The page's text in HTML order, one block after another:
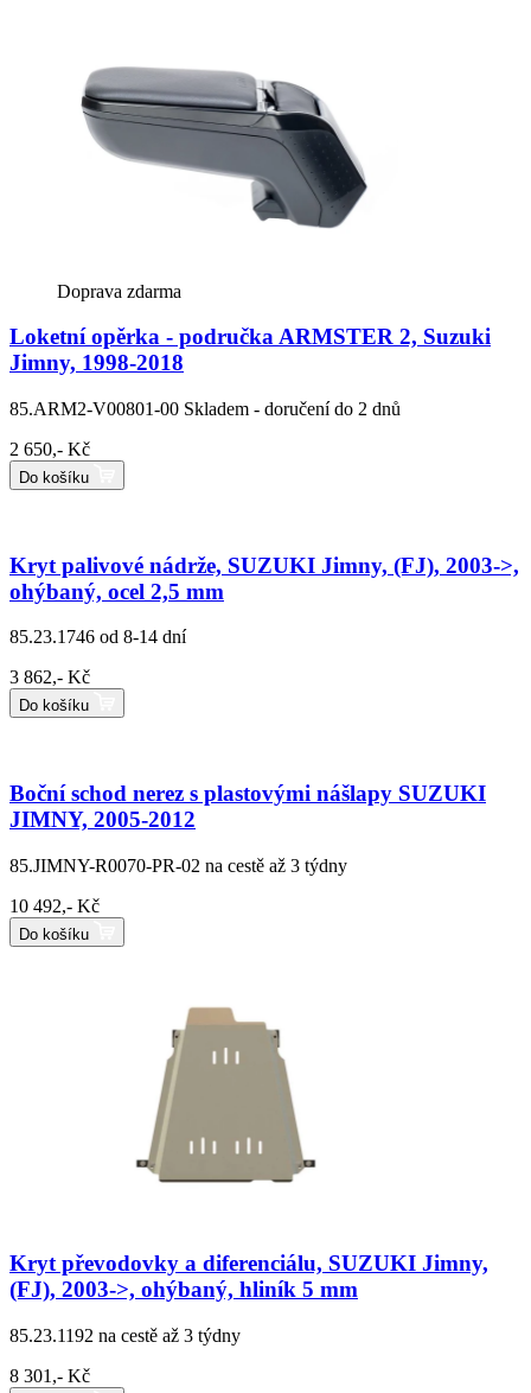
Doprava zdarma
Loketní opěrka - područka ARMSTER 2, Suzuki
Jimny, 1998-2018
85.ARM2-V00801-00 Skladem - doručení do 2 dnů
2 650,- Kč
Do košíku
Kryt palivové nádrže, SUZUKI Jimny, (FJ), 2003->,
ohýbaný, ocel 2,5 mm
85.23.1746 od 8-14 dní
3 862,- Kč
Do košíku
Boční schod nerez s plastovými nášlapy SUZUKI
JIMNY, 2005-2012
85.JIMNY-R0070-PR-02 na cestě až 3 týdny
10 492,- Kč
Do košíku
Kryt převodovky a diferenciálu, SUZUKI Jimny,
(FJ), 2003->, ohýbaný, hliník 5 mm
85.23.1192 na cestě až 3 týdny
8 301,- Kč